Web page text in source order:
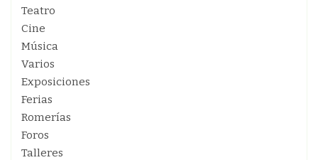
Teatro
Cine
Música
Varios
Exposiciones
Ferias
Romerías
Foros
Talleres